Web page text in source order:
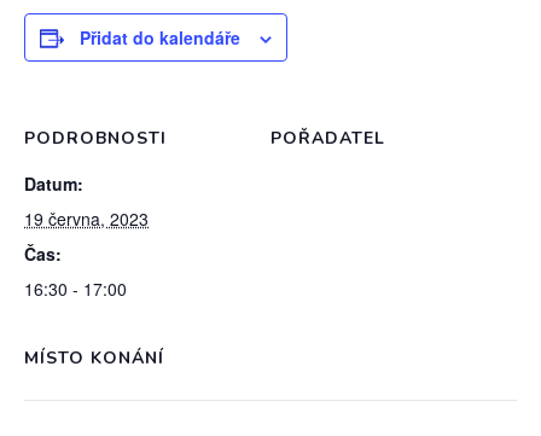
Přidat do kalendáře
PODROBNOSTI
Datum:
19 června, 2023
Čas:
16:30 - 17:00
POŘADATEL
MÍSTO KONÁNÍ